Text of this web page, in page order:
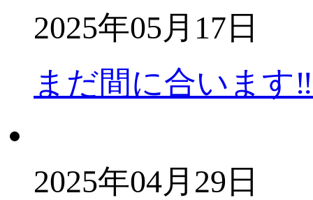
2025年05月17日
まだ間に合います‼️
2025年04月29日